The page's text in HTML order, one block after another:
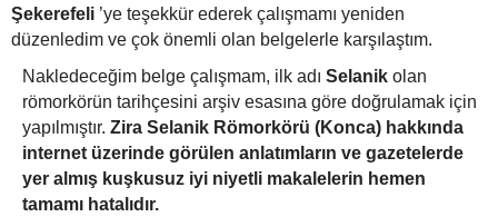
Şekerefeli ’ye teşekkür ederek çalışmamı yeniden
düzenledim ve çok önemli olan belgelerle karşılaştım.
Nakledeceğim belge çalışmam, ilk adıSelanik olan
römorkörün tarihçesini arşiv esasına göre doğrulamak için
yapılmıştır.Zira Selanik Römorkörü (Konca) hakkında
internet üzerinde görülen anlatımların ve gazetelerde
yer almış kuşkusuz iyi niyetli makalelerin hemen
tamamı hatalıdır.